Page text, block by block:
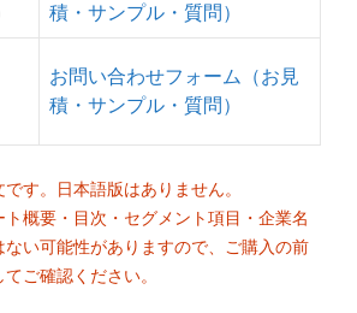
積・サンプル・質問）
お問い合わせフォーム（お見
積・サンプル・質問）
す。日本語版はありません。
概要・目次・セグメント項目・企業名
い可能性がありますので、ご購入の前
ご確認ください。